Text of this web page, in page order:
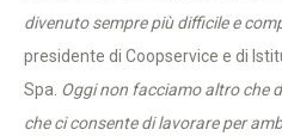
divenuto sempre più difficile e
presidente di Coopservice e di
Spa. Oggi non facciamo altro che
che ci consente di lavorare per